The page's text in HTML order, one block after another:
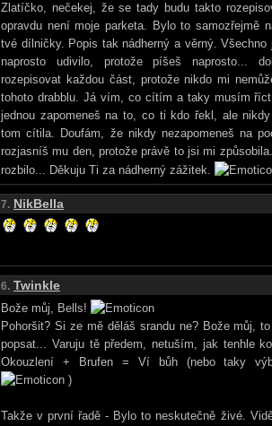
Zlatíčko, nečekej, že se tady budu takto
opravdu není moje parketa. Bylo to samozřejmě
tvé dílničky. Popis tak nádherný a věrný.
naprosto udivilo, protože píšeš naprosto...
rozepisovat každou část, protože nikdo mi
tohoto drabblu. Já vím, co cítím a taky musím
jednou zapomeneš na to, co ti kdo řekl, ale
tom cítila. Doufám, že nikdy nezapomeneš na
rozjasníš mu den, protože právě to jsi mi
rozbilo... Děkuju Ti za nádherný zážitek.
7. NikBella
6. Twinkle
Bože můj, Bells!
Pohoršit? Si ze mě děláš srandu ne? Bože můj,
popsat... Varuju tě předem, netuším, jak tenhle
Okouzlení + Brufen = Ví bůh (nebo taky
)
Takže v první řadě - Bylo to neskutečně živé.